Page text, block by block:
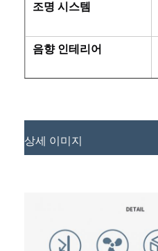
조명 시스템
음향 인테리어
상세 이미지